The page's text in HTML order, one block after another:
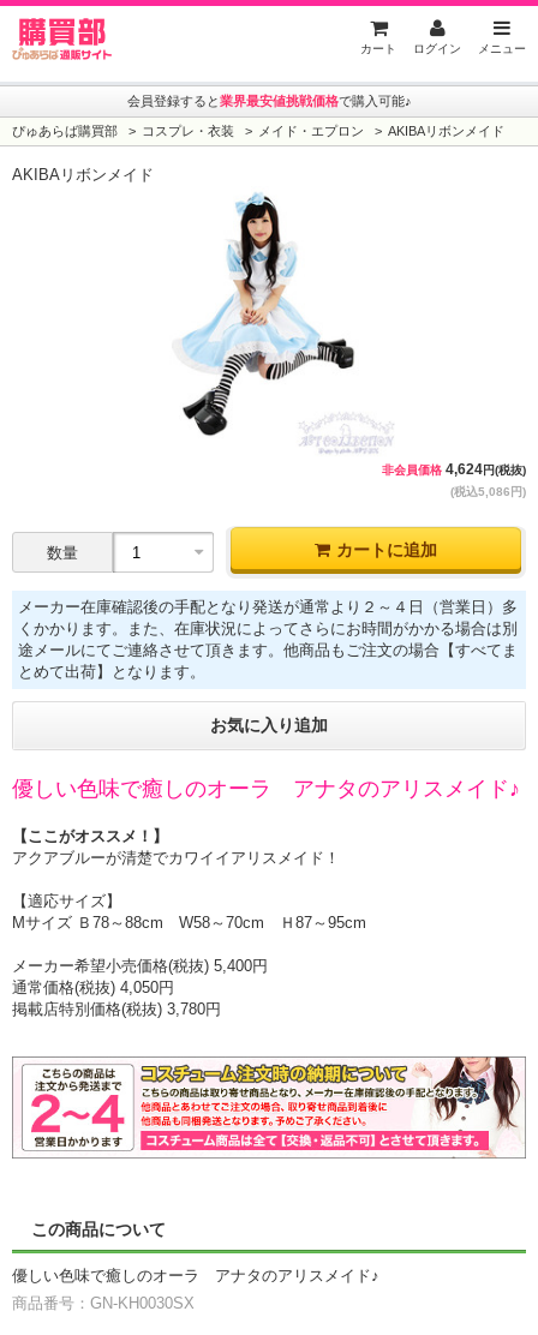
カート ログイン メニュー
会員登録すると業界最安値挑戦価格で購入可能♪
ぴゅあらば購買部 コスプレ・衣装 メイド・エプロン AKIBAリボンメイド
AKIBAリボンメイド
非会員価格 4,624円(税抜)
(税込5,086円)
数量 カートに追加
メーカー在庫確認後の手配となり発送が通常より２～４日（営業日）多
くかかります。また、在庫状況によってさらにお時間がかかる場合は別
途メールにてご連絡させて頂きます。他商品もご注文の場合【すべてま
とめて出荷】となります。
お気に入り追加
優しい色味で癒しのオーラ アナタのアリスメイド♪
【ここがオススメ！】
アクアブルーが清楚でカワイイアリスメイド！
【適応サイズ】
Mサイズ Ｂ78～88cm W58～70cm Ｈ87～95cm
メーカー希望小売価格(税抜) 5,400円
通常価格(税抜) 4,050円
掲載店特別価格(税抜) 3,780円
この商品について
優しい色味で癒しのオーラ アナタのアリスメイド♪
商品番号：GN-KH0030SX